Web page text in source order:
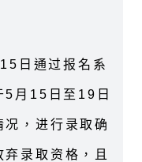
日通过报名系
5月15日至19日
，进行录取确
录取资格，且